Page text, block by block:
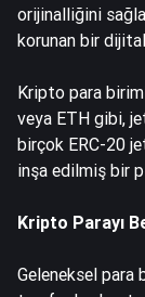
orijinalliğini
korunan bir dijital
Kripto para
veya ETH gibi,
birçok ERC-20
inşa edilmiş bir
Kripto Parayı
Geleneksel